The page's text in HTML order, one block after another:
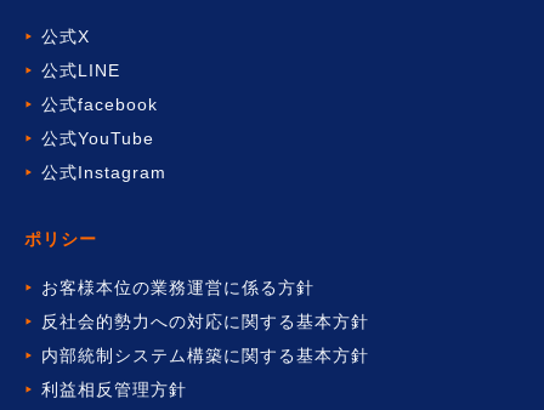
公式X
公式LINE
公式facebook
公式YouTube
公式Instagram
ポリシー
お客様本位の業務運営に係る方針
反社会的勢力への対応に関する基本方針
内部統制システム構築に関する基本方針
利益相反管理方針